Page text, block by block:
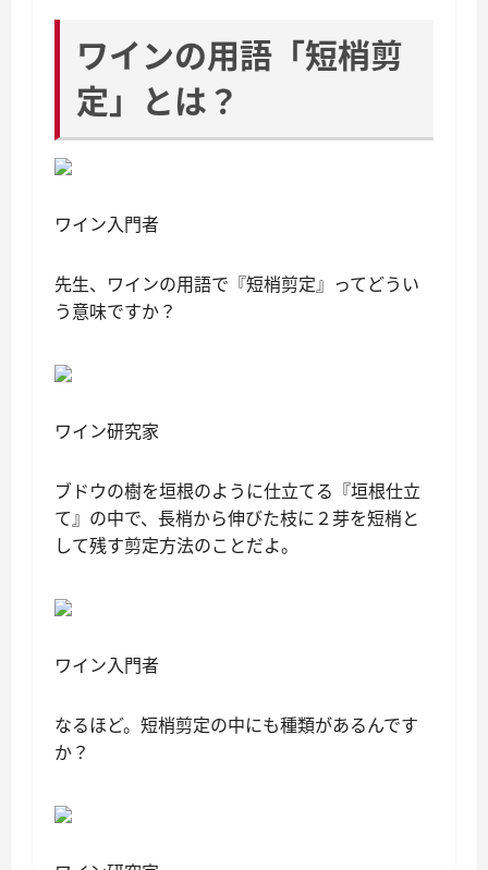
ワインの用語「短梢剪
定」とは？
ワイン入門者
先生、ワインの用語で『短梢剪定』ってどうい
う意味ですか？
ワイン研究家
ブドウの樹を垣根のように仕立てる『垣根仕立
て』の中で、長梢から伸びた枝に２芽を短梢と
して残す剪定方法のことだよ。
ワイン入門者
なるほど。短梢剪定の中にも種類があるんです
か？